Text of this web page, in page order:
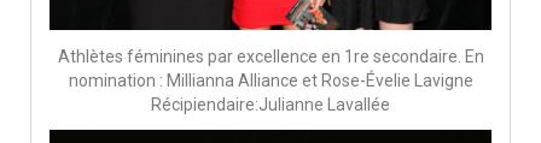
Athlètes féminines par excellence en 1re secondaire. En
nomination : Millianna Alliance et Rose-Évelie Lavigne
Récipiendaire:Julianne Lavallée